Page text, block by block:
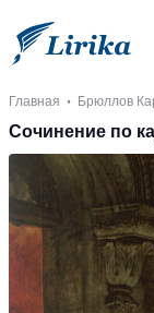
Главная Брюллов
Сочинение по